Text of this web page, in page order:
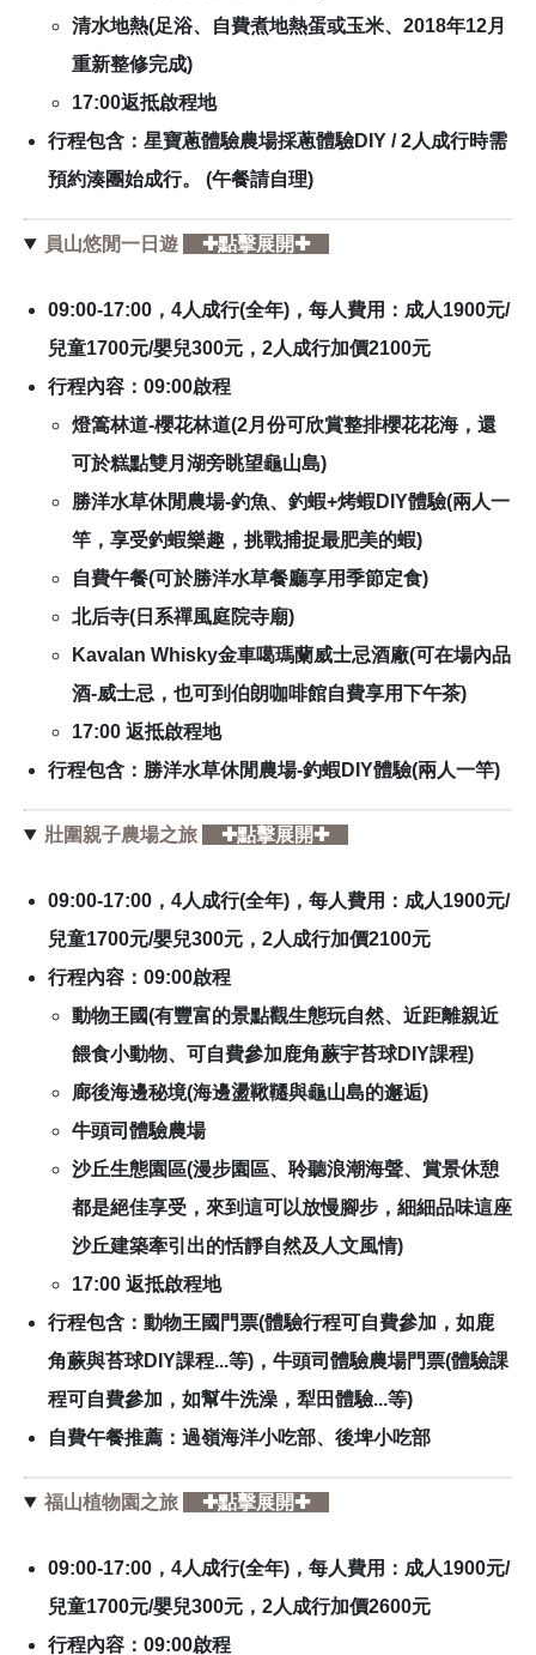
清水地熱(足浴、自費煮地熱蛋或玉米、2018年12月
重新整修完成)
17:00返抵啟程地
行程包含：星寶蔥體驗農場採蔥體驗DIY / 2人成行時需
預約湊團始成行。 (午餐請自理)
員山悠閒一日遊 ✚點擊展開✚
09:00-17:00， 4人成行(全年)，每人費用：成人1900元/
兒童1700元/嬰兒300元，2人成行加價2100元
行程內容： 09:00啟程
燈篙林道-櫻花林道(2月份可欣賞整排櫻花花海，還
可於糕點雙月湖旁眺望龜山島)
勝洋水草休閒農場-釣魚、釣蝦+烤蝦DIY體驗(兩人一
竿，享受釣蝦樂趣，挑戰捕捉最肥美的蝦)
自費午餐(可於勝洋水草餐廳享用季節定食)
北后寺(日系禪風庭院寺廟)
Kavalan Whisky金車噶瑪蘭威士忌酒廠(可在場內品
酒-威士忌，也可到伯朗咖啡館自費享用下午茶)
17:00 返抵啟程地
行程包含：勝洋水草休閒農場-釣蝦DIY體驗(兩人一竿)
壯圍親子農場之旅 ✚點擊展開✚
09:00-17:00， 4人成行(全年)，每人費用：成人1900元/
兒童1700元/嬰兒300元，2人成行加價2100元
行程內容： 09:00啟程
動物王國(有豐富的景點觀生態玩自然、近距離親近
餵食小動物、可自費參加鹿角蕨宇苔球DIY課程)
廊後海邊秘境(海邊盪鞦韆與龜山島的邂逅)
牛頭司體驗農場
沙丘生態園區(漫步園區、聆聽浪潮海聲、賞景休憩
都是絕佳享受，來到這可以放慢腳步，細細品味這座
沙丘建築牽引出的恬靜自然及人文風情)
17:00 返抵啟程地
行程包含：動物王國門票(體驗行程可自費參加，如鹿
角蕨與苔球DIY課程...等)，牛頭司體驗農場門票(體驗課
程可自費參加，如幫牛洗澡，犁田體驗...等)
自費午餐推薦：過嶺海洋小吃部、後埤小吃部
福山植物園之旅 ✚點擊展開✚
09:00-17:00， 4人成行(全年)， 每人費用：成人1900元/
兒童1700元/嬰兒300元， 2人成行加價2600元
行程內容： 09:00啟程